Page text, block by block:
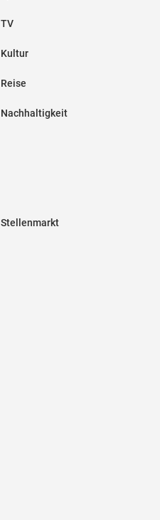
TV
Kultur
Reise
Nachhaltigkeit
Stellenmarkt